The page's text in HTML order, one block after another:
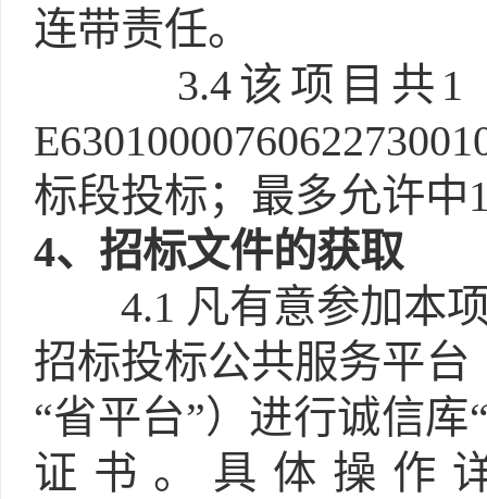
连带责任。
3.4该项目共1
标段投标；最多允许中
4、招标文件的获取
4.1 凡有意参加本
招标投标公共服务平台
“省平台”）进行诚信
证书。具体操作